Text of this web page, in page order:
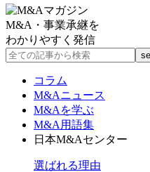
M&A・事業承継を
わかりやすく発信
コラム
M&Aニュース
M&Aを学ぶ
M&A用語集
日本M&Aセンター
選ばれる理由